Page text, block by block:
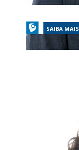
SAIBA MAIS